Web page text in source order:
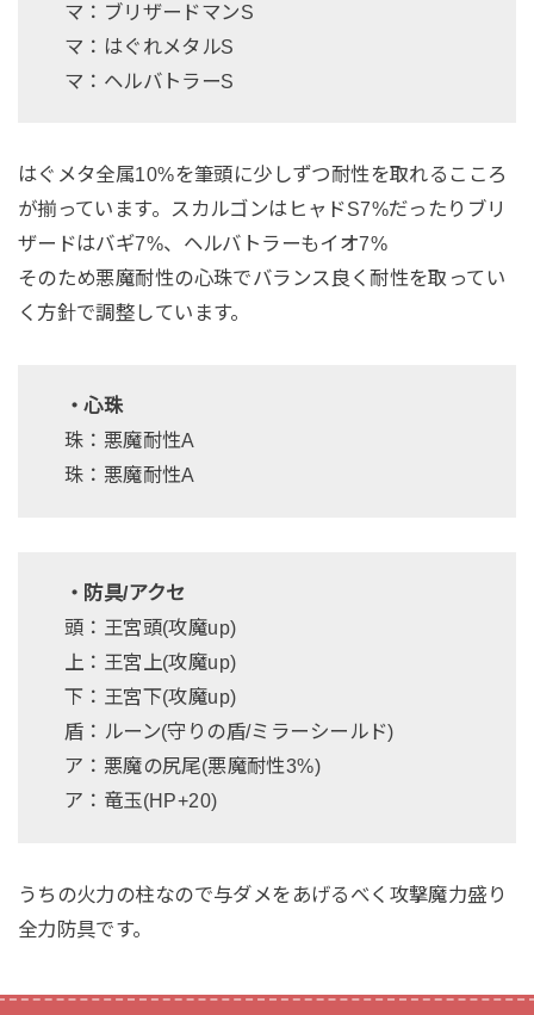
マ：ブリザードマンS
マ：はぐれメタルS
マ：ヘルバトラーS
はぐメタ全属10%を筆頭に少しずつ耐性を取れるこころ
が揃っています。スカルゴンはヒャドS7%だったりブリ
ザードはバギ7%、ヘルバトラーもイオ7%
そのため悪魔耐性の心珠でバランス良く耐性を取ってい
く方針で調整しています。
・心珠
珠：悪魔耐性A
珠：悪魔耐性A
・防具/アクセ
頭：王宮頭(攻魔up)
上：王宮上(攻魔up)
下：王宮下(攻魔up)
盾：ルーン(守りの盾/ミラーシールド)
ア：悪魔の尻尾(悪魔耐性3%)
ア：竜玉(HP+20)
うちの火力の柱なので与ダメをあげるべく攻撃魔力盛り
全力防具です。